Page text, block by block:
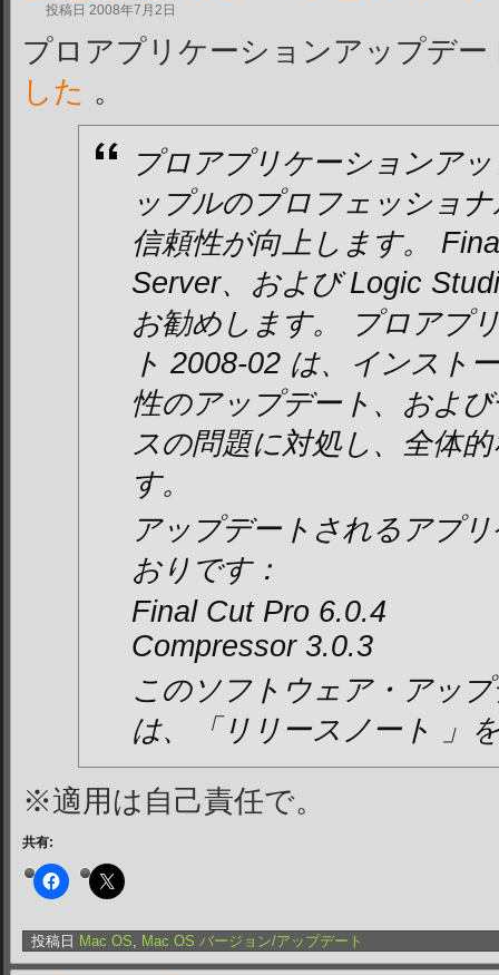
投稿日 2008年7月2日
プロアプリケーションアップデー
した 。
プロアプリケーションア
ップルのプロフェッショ
信頼性が向上します。
Server、および Logic
お勧めします。 プロアプ
ト 2008-02 は、インスト
性のアップデート、およ
スの問題に対処し、全体
す。
アップデートされるアプ
おりです：
Final Cut Pro 6.0.4
Compressor 3.0.3
このソフトウェア・アッ
は、「 リリースノート 」
※適用は自己責任で。
共有:
投稿日 Mac OS, Mac OS バージョン/アップデート